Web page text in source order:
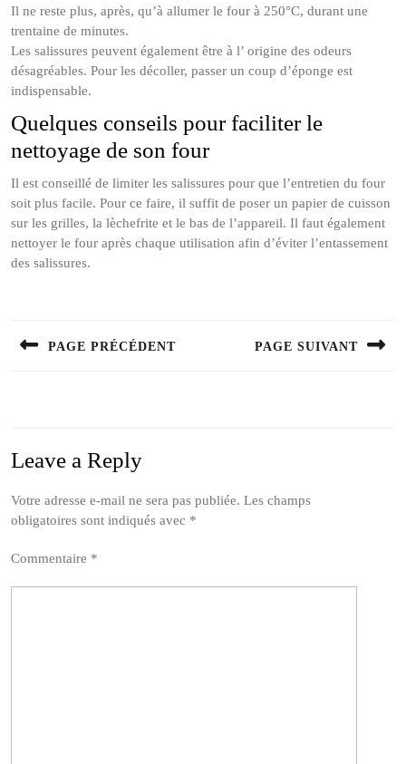
Il ne reste plus, après, qu’à allumer le four à 250°C, durant une
trentaine de minutes.
Les salissures peuvent également être à l’ origine des odeurs
désagréables. Pour les décoller, passer un coup d’éponge est
indispensable.
Quelques conseils pour faciliter le
nettoyage de son four
Il est conseillé de limiter les salissures pour que l’entretien du four
soit plus facile. Pour ce faire, il suffit de poser un papier de cuisson
sur les grilles, la lèchefrite et le bas de l’appareil. Il faut également
nettoyer le four après chaque utilisation afin d’éviter l’entassement
des salissures.
l’article
PAGE PRÉCÉDENT PAGE SUIVANT
Leave a Reply
Votre adresse e-mail ne sera pas publiée. Les champs
obligatoires sont indiqués avec *
Commentaire *